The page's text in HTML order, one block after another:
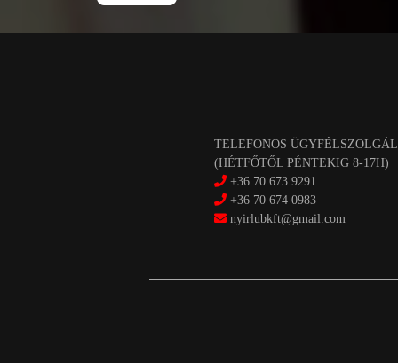
TELEFONOS
(HÉTFŐTŐL PÉNTEKIG 8-17H)
+36 70 673 9291
+36 70 674 0983
nyirlubkft@gmail.com